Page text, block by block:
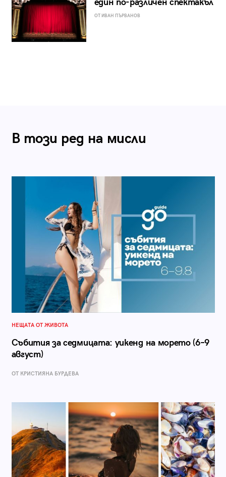
един по-различен спектакъл
ОТ ИВАН ПЪРВАНОВ
В този ред на мисли
НЕЩАТА ОТ ЖИВОТА
Събития за седмицата: уикенд на морето (6–9
август)
ОТ КРИСТИЯНА БУРДЕВА